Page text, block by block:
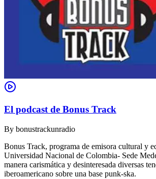
El podcast de Bonus Track
By bonustrackunradio
Bonus Track, programa de emisora cultural y
Universidad Nacional de Colombia- Sede
manera carismática y desinteresada diversas
iberoamericano sobre una base punk-ska.